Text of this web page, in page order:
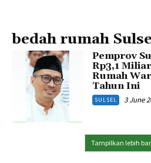
bedah rumah
Pemprov
Rp3,1
Rumah
Tahun Ini
SULSEL 3 June
Tampilkan lebih